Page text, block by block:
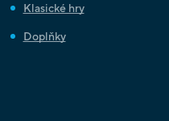
Klasické hry
Doplňky